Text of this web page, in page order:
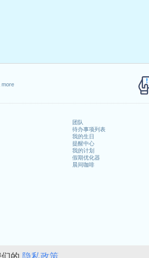
more
团队
待办事项列表
我的生日
提醒中心
我的计划
假期优化器
晨间咖啡